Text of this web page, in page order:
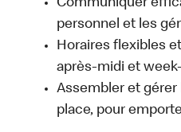
Communiquer
personnel et les
Horaires flexibles
après-midi et
Assembler et
place, pour